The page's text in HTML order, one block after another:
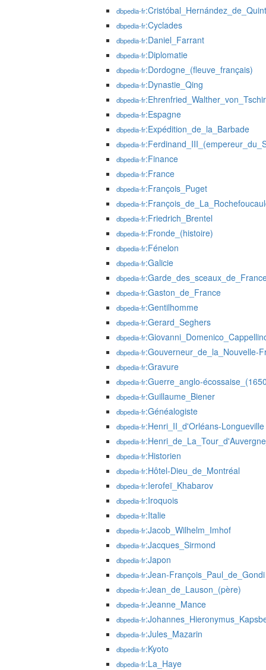
dbpedia-fr
dbpedia-fr:Cyclades
dbpedia-fr:Daniel_Farrant
dbpedia-fr:Diplomatie
dbpedia-fr:Dordogne_(fleuve_français)
dbpedia-fr:Dynastie_Qing
dbpedia-fr
dbpedia-fr:Espagne
dbpedia-fr:Expédition_de_la_Barbade
dbpedia-fr
dbpedia-fr:Finance
dbpedia-fr:France
dbpedia-fr:François_Puget
dbpedia-fr
dbpedia-fr:Friedrich_Brentel
dbpedia-fr:Fronde_(histoire)
dbpedia-fr:Fénelon
dbpedia-fr:Galicie
dbpedia-fr
dbpedia-fr:Gaston_de_France
dbpedia-fr:Gentilhomme
dbpedia-fr:Gerard_Seghers
dbpedia-fr
dbpedia-fr:Gouverneur_de_la_Nouvelle-
dbpedia-fr:Gravure
dbpedia-fr:Guerre_anglo-
dbpedia-fr:Guillaume_Biener
dbpedia-fr:Généalogiste
dbpedia-fr:Henri_II_d'Orléans-Longueville
dbpedia-fr
dbpedia-fr:Historien
dbpedia-fr:Hôtel-Dieu_de_Montréal
dbpedia-fr:Ierofeï_Khabarov
dbpedia-fr:Iroquois
dbpedia-fr:Italie
dbpedia-fr:Jacob_Wilhelm_Imhof
dbpedia-fr:Jacques_Sirmond
dbpedia-fr:Japon
dbpedia-fr:Jean-François_Paul_de_Gondi
dbpedia-fr:Jean_de_Lauson_(père)
dbpedia-fr:Jeanne_Mance
dbpedia-fr
dbpedia-fr:Jules_Mazarin
dbpedia-fr:Kyoto
dbpedia-fr:La_Haye